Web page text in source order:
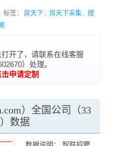
标签： 房天下 , 房天下采集 , 搜
开了，请联系在线客服
）处理。
击申请定制
）全国公司（33
数据